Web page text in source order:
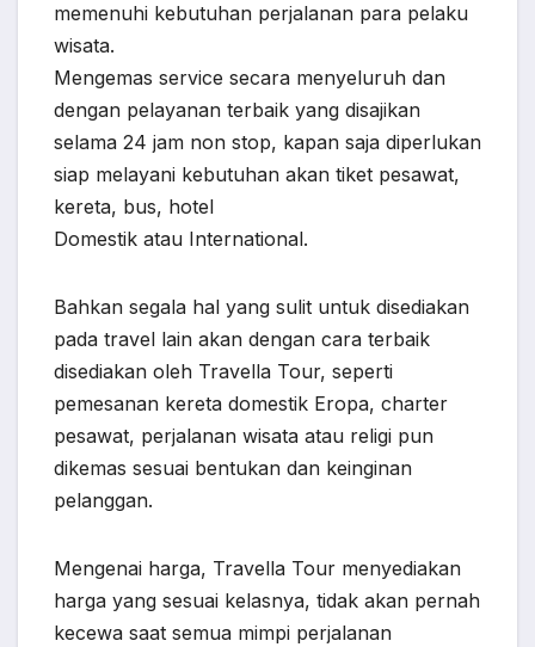
memenuhi kebutuhan perjalanan para pelaku
wisata.
Mengemas service secara menyeluruh dan
dengan pelayanan terbaik yang disajikan
selama 24 jam non stop, kapan saja diperlukan
siap melayani kebutuhan akan tiket pesawat,
kereta, bus, hotel
Domestik atau International.
Bahkan segala hal yang sulit untuk disediakan
pada travel lain akan dengan cara terbaik
disediakan oleh Travella Tour, seperti
pemesanan kereta domestik Eropa, charter
pesawat, perjalanan wisata atau religi pun
dikemas sesuai bentukan dan keinginan
pelanggan.
Mengenai harga, Travella Tour menyediakan
harga yang sesuai kelasnya, tidak akan pernah
kecewa saat semua mimpi perjalanan